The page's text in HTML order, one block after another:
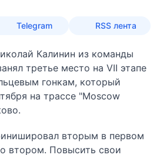
Telegram RSS лента
Калинин из команды
третье место на VII этапе
гонкам, который
на трассе "Moscow
вторым в первом
втором. Повысить свои